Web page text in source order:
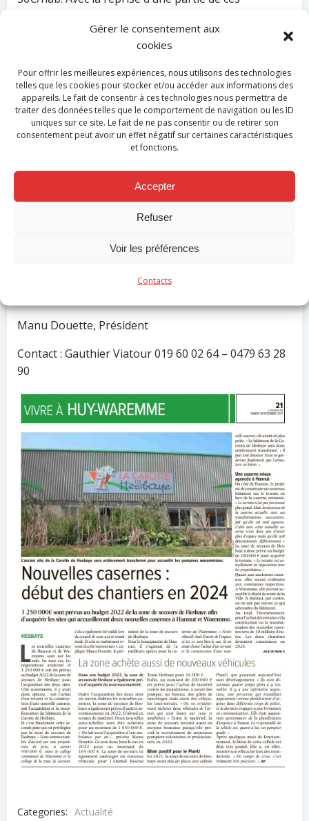
Gérer le consentement aux
cookies
Pour offrir les meilleures expériences, nous utilisons des technologies
telles que les cookies pour stocker et/ou accéder aux informations des
appareils. Le fait de consentir à ces technologies nous permettra de
traiter des données telles que le comportement de navigation ou les ID
uniques sur ce site. Le fait de ne pas consentir ou de retirer son
consentement peut avoir un effet négatif sur certaines caractéristiques
et fonctions.
Accepter
Refuser
Voir les préférences
Contacts
communes est ramené à 23€/hab.
gestion saine de la Zone mais également sur les
investissements, tant en moyens humains que matériels,
qui sont constamment réalisés afin de garder un service
efficace et innovant avec notamment la cellule PlanU qui
a déjà montré son utilité lors des inondations
de ses collègues du Conseil, le personnel de la Zone de
secours pour son implication et son engagement au
profit de la sécurité et de la santé des citoyens dans la
traverse en raison de la pandémie mais également des
Manu Douette, Président
Contact : Gauthier Viatour 019 60 02 64 – 0479 63 28
90
Categories: Actualité